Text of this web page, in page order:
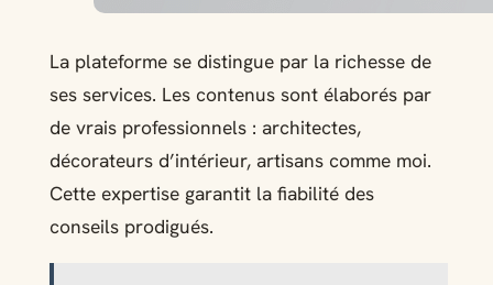
La plateforme se distingue par la richesse de
ses services. Les contenus sont élaborés par
de vrais professionnels : architectes,
décorateurs d’intérieur, artisans comme moi.
Cette expertise garantit la fiabilité des
conseils prodigués.